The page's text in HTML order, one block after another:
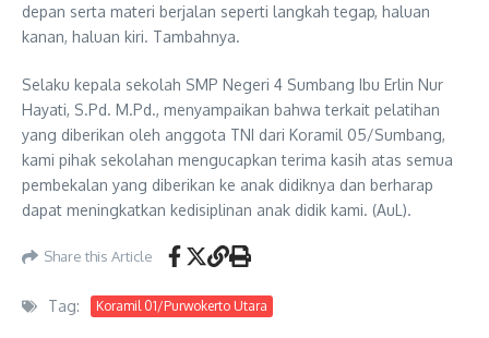
depan serta materi berjalan seperti langkah tegap, haluan
kanan, haluan kiri. Tambahnya.
Selaku kepala sekolah SMP Negeri 4 Sumbang Ibu Erlin Nur
Hayati, S.Pd. M.Pd., menyampaikan bahwa terkait pelatihan
yang diberikan oleh anggota TNI dari Koramil 05/Sumbang,
kami pihak sekolahan mengucapkan terima kasih atas semua
pembekalan yang diberikan ke anak didiknya dan berharap
dapat meningkatkan kedisiplinan anak didik kami. (AuL).
Share this Article
Tag: Koramil 01/Purwokerto Utara